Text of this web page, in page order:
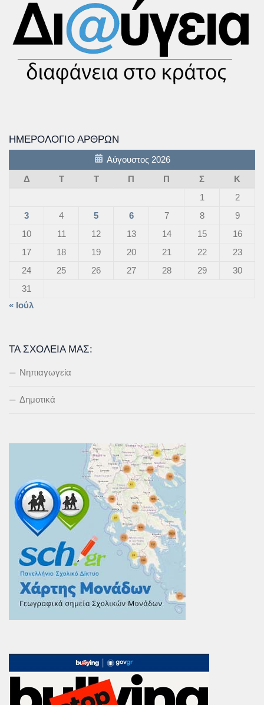
ΗΜΕΡΟΛΌΓΙΟ ΆΡΘΡΩΝ
Αύγουστος 2026
Δ
Τ Τ Π Π Σ
Κ
1
2
3
4 5 6 7 8
9
10
11 12 13 14 15
16
17
18 19 20 21 22
23
24
25 26 27 28 29
30
31
« Ιούλ
ΤΑ ΣΧΟΛΕΊΑ ΜΑΣ:
Νηπιαγωγεία
Δημοτικά